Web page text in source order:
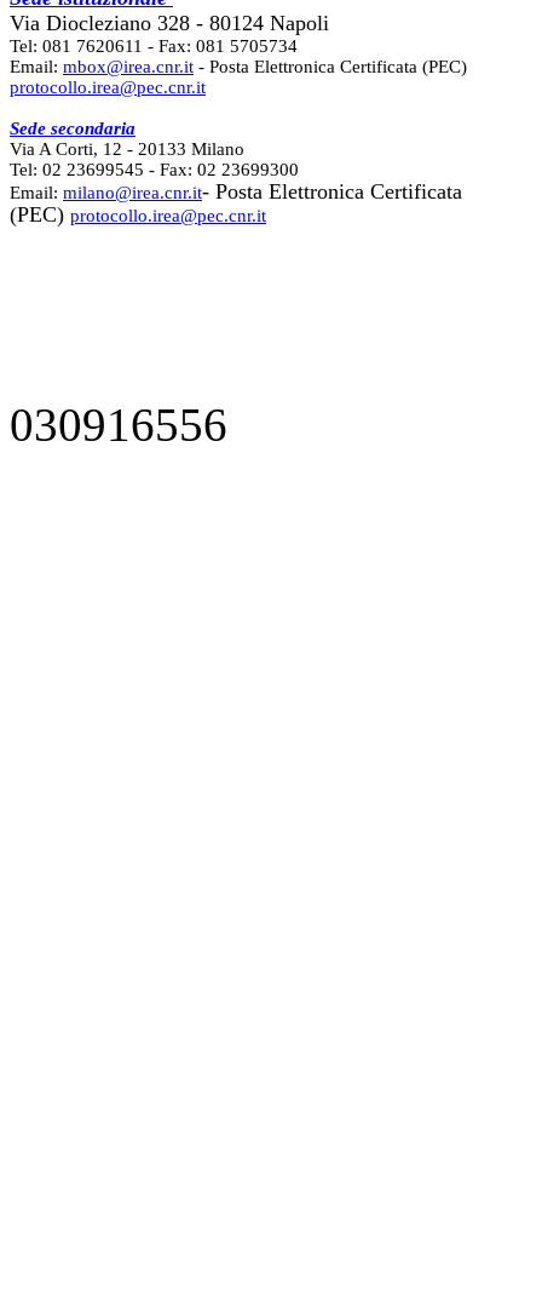
Via Diocleziano 328 - 80124 Napoli
Tel: 081 7620611 - Fax: 081 5705734
Email: mbox@irea.cnr.it - Posta Elettronica Certificata (PEC)
protocollo.irea@pec.cnr.it
Sede secondaria
Via A Corti, 12 - 20133 Milano
Tel: 02 23699545 - Fax: 02 23699300
Email: milano@irea.cnr.it- Posta Elettronica Certificata
(PEC) protocollo.irea@pec.cnr.it
030916556